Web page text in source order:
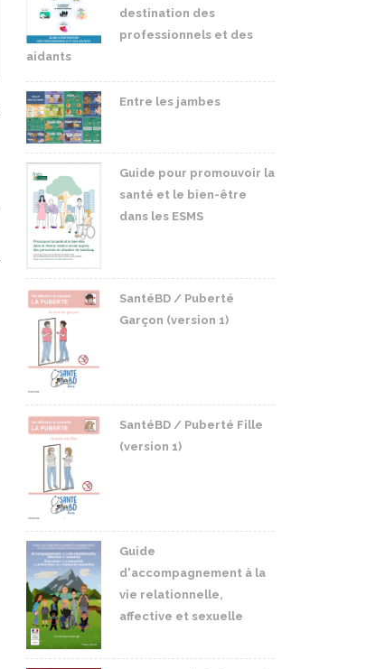
destination des
professionnels et des
aidants
Entre les jambes
Guide pour promouvoir la
santé et le bien-être
dans les ESMS
SantéBD / Puberté
Garçon (version 1)
SantéBD / Puberté Fille
(version 1)
Guide
d'accompagnement à la
vie relationnelle,
affective et sexuelle